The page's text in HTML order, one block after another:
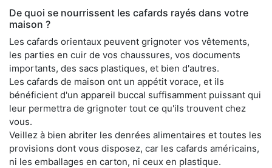
De quoi se nourrissent les cafards rayés dans votre
maison ?
Les cafards orientaux peuvent grignoter vos vêtements,
les parties en cuir de vos chaussures, vos documents
importants, des sacs plastiques, et bien d'autres.
Les cafards de maison ont un appétit vorace, et ils
bénéficient d'un appareil buccal suffisamment puissant qui
leur permettra de grignoter tout ce qu'ils trouvent chez
vous.
Veillez à bien abriter les denrées alimentaires et toutes les
provisions dont vous disposez, car les cafards américains,
ni les emballages en carton, ni ceux en plastique.